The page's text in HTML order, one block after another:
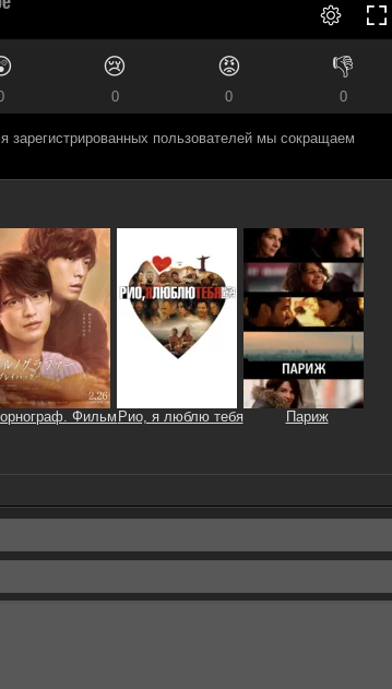
😢
0
😡
0
👎
0
зарегистрированных пользователей мы сокращаем
Фильм Рио, я люблю тебя
Париж